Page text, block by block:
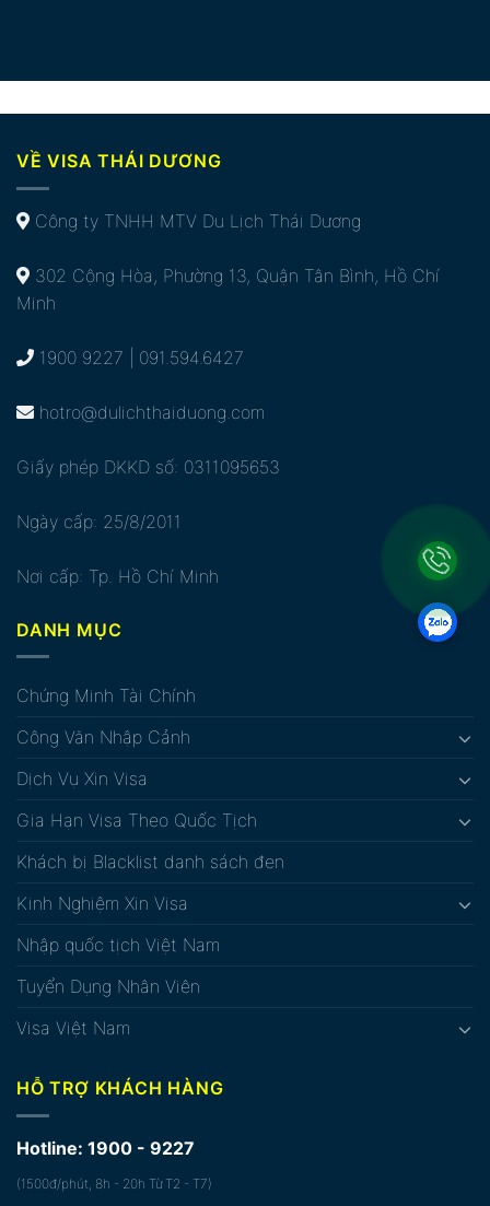
VỀ VISA THÁI DƯƠNG
Công ty TNHH MTV Du Lịch Thái Dương
302 Cộng Hòa, Phường 13, Quận Tân Bình, Hồ Chí
Minh
1900 9227 | 091.594.6427
hotro@dulichthaiduong.com
Giấy phép DKKD số: 0311095653
Ngày cấp: 25/8/2011
Nơi cấp: Tp. Hồ Chí Minh
DANH MỤC
Chứng Minh Tài Chính
Công Văn Nhập Cảnh
Dịch Vụ Xin Visa
Gia Hạn Visa Theo Quốc Tịch
Khách bị Blacklist danh sách đen
Kinh Nghiệm Xin Visa
Nhập quốc tịch Việt Nam
Tuyển Dụng Nhân Viên
Visa Việt Nam
HỖ TRỢ KHÁCH HÀNG
Hotline: 1900 - 9227
(1500đ/phút, 8h - 20h Từ T2 - T7)